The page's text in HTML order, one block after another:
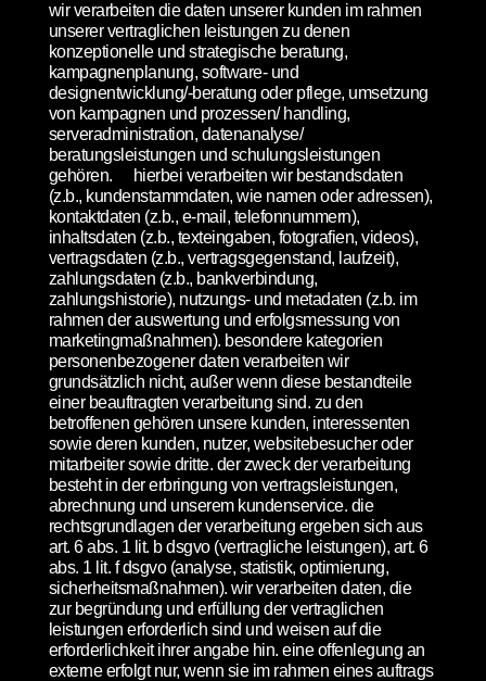
wir verarbeiten die daten unserer kunden im rahmen
unserer vertraglichen leistungen zu denen
konzeptionelle und strategische beratung,
kampagnenplanung, software- und
designentwicklung/-beratung oder pflege, umsetzung
von kampagnen und prozessen/ handling,
serveradministration, datenanalyse/
beratungsleistungen und schulungsleistungen
gehören. hierbei verarbeiten wir bestandsdaten
(z.b., kundenstammdaten, wie namen oder adressen),
kontaktdaten (z.b., e-mail, telefonnummern),
inhaltsdaten (z.b., texteingaben, fotografien, videos),
vertragsdaten (z.b., vertragsgegenstand, laufzeit),
zahlungsdaten (z.b., bankverbindung,
zahlungshistorie), nutzungs- und metadaten (z.b. im
rahmen der auswertung und erfolgsmessung von
marketingmaßnahmen). besondere kategorien
personenbezogener daten verarbeiten wir
grundsätzlich nicht, außer wenn diese bestandteile
einer beauftragten verarbeitung sind. zu den
betroffenen gehören unsere kunden, interessenten
sowie deren kunden, nutzer, websitebesucher oder
mitarbeiter sowie dritte. der zweck der verarbeitung
besteht in der erbringung von vertragsleistungen,
abrechnung und unserem kundenservice. die
rechtsgrundlagen der verarbeitung ergeben sich aus
art. 6 abs. 1 lit. b dsgvo (vertragliche leistungen), art. 6
abs. 1 lit. f dsgvo (analyse, statistik, optimierung,
sicherheitsmaßnahmen). wir verarbeiten daten, die
zur begründung und erfüllung der vertraglichen
leistungen erforderlich sind und weisen auf die
erforderlichkeit ihrer angabe hin. eine offenlegung an
externe erfolgt nur, wenn sie im rahmen eines auftrags